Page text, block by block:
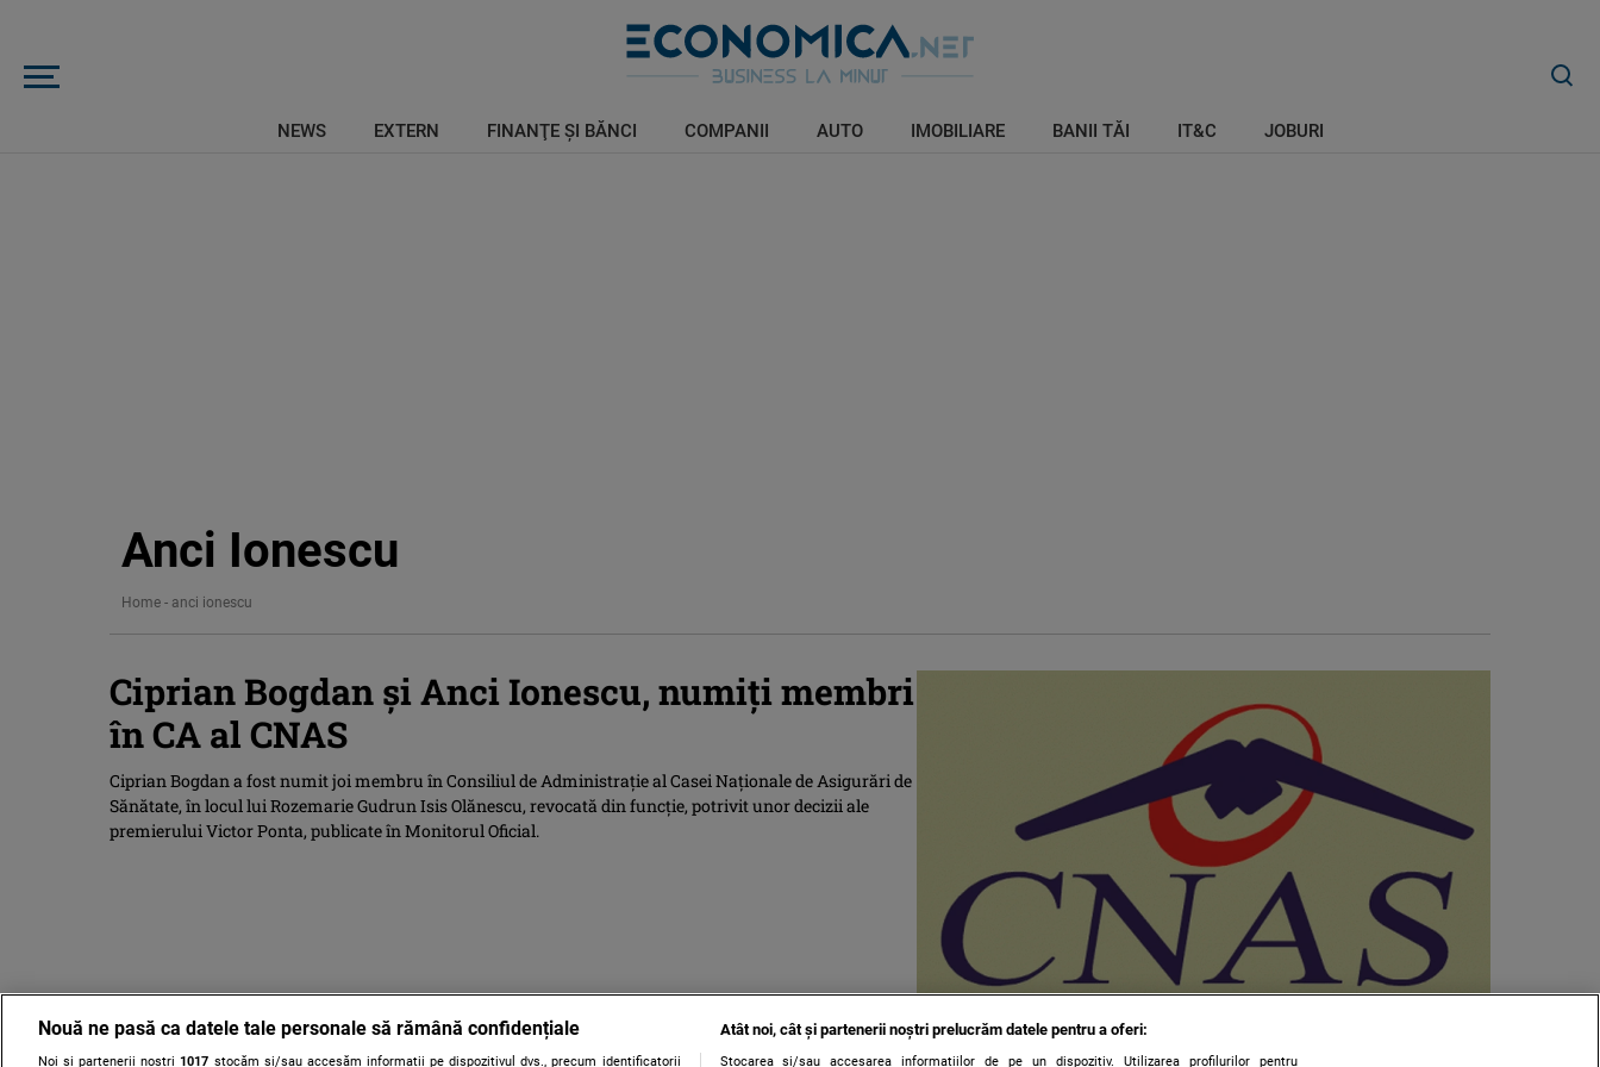
NEWS EXTERN FINANŢE ŞI BĂNCI COMPANII AUTO IMOBILIARE BANII TĂI IT&C JOBURI
Anci Ionescu
Home - anci ionescu
Ciprian Bogdan şi Anci Ionescu, numiţi membri
în CA al CNAS
Ciprian Bogdan a fost numit joi membru în Consiliul de Administraţie al Casei Naţionale de Asigurări de
Sănătate, în locul lui Rozemarie Gudrun Isis Olănescu, revocată din funcţie, potrivit unor decizii ale
premierului Victor Ponta, publicate în Monitorul Oficial.
Nouă ne pasă ca datele tale personale să rămână confidențiale
Noi și partenerii noștri1017 stocăm și/sau accesăm informații pe dispozitivul dvs., precum identificatorii
Atât noi, cât și partenerii noștri prelucrăm datele pentru a oferi:
Stocarea și/sau accesarea informațiilor de pe un dispozitiv. Utilizarea profilurilor pentru